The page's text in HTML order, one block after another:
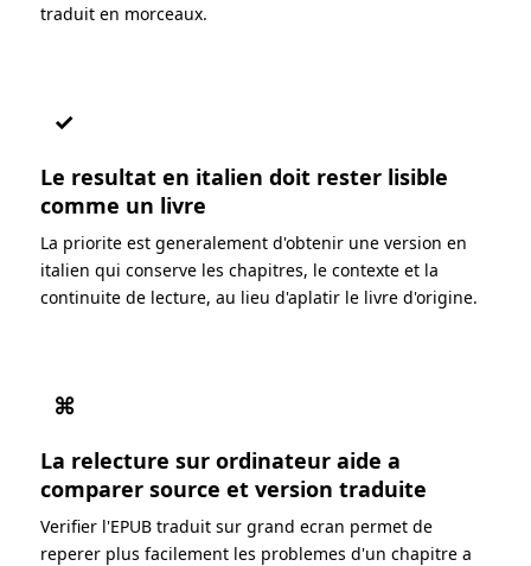
traduit en morceaux.
✓
Le resultat en italien doit rester lisible
comme un livre
La priorite est generalement d'obtenir une version en
italien qui conserve les chapitres, le contexte et la
continuite de lecture, au lieu d'aplatir le livre d'origine.
⌘
La relecture sur ordinateur aide a
comparer source et version traduite
Verifier l'EPUB traduit sur grand ecran permet de
reperer plus facilement les problemes d'un chapitre a